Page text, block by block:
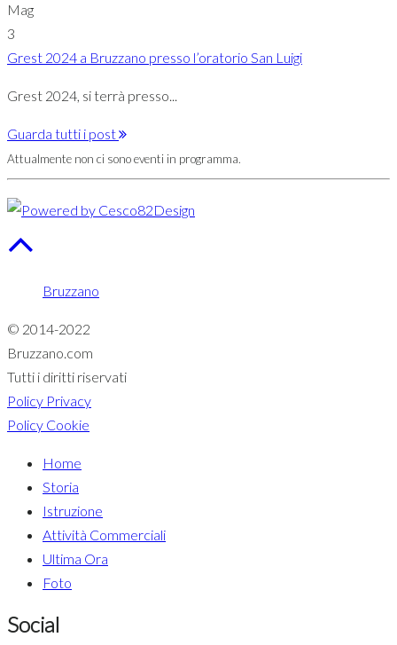
Mag
3
Grest 2024 a Bruzzano presso l’oratorio San Luigi
Grest 2024, si terrà presso...
Guarda tutti i post
Attualmente non ci sono eventi in programma.
Bruzzano
© 2014-2022
Bruzzano.com
Tutti i diritti riservati
Policy Privacy
Policy Cookie
Home
Storia
Istruzione
Attività Commerciali
Ultima Ora
Foto
Social